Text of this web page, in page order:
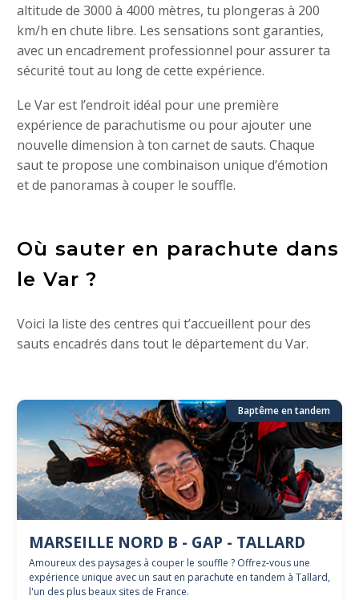
altitude de 3000 à 4000 mètres, tu plongeras à 200
km/h en chute libre. Les sensations sont garanties,
avec un encadrement professionnel pour assurer ta
sécurité tout au long de cette expérience.
Le Var est l’endroit idéal pour une première
expérience de parachutisme ou pour ajouter une
nouvelle dimension à ton carnet de sauts. Chaque
saut te propose une combinaison unique d’émotion
et de panoramas à couper le souffle.
Où sauter en parachute dans
le Var ?
Voici la liste des centres qui t’accueillent pour des
sauts encadrés dans tout le département du Var.
Baptême en tandem
MARSEILLE NORD B - GAP - TALLARD
Amoureux des paysages à couper le souffle ? Offrez-vous une
expérience unique avec un saut en parachute en tandem à Tallard,
l'un des plus beaux sites de France.